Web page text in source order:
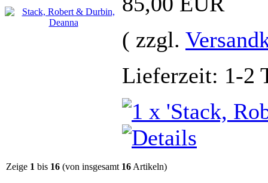
( zzgl.
Lieferzeit: 1-2
Zeige 1 bis 16 (von insgesamt 16 Artikeln)